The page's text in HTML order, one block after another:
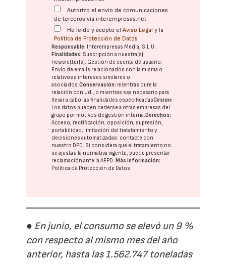
Autorizo el envío de comunicaciones
de terceros vía interempresas.net
He leído y acepto elAviso Legal y la
Política de Protección de Datos
Responsable: Interempresas Media, S.L.U.
Finalidades: Suscripción a nuestra(s)
newsletter(s). Gestión de cuenta de usuario.
Envío de emails relacionados con la misma o
relativos a intereses similares o
asociados.Conservación: mientras dure la
relación con Ud., o mientras sea necesario para
llevar a cabo las finalidades especificadasCesión:
Los datos pueden cederse a otras empresas del
grupo por motivos de gestión interna. Derechos:
Acceso, rectificación, oposición, supresión,
portabilidad, limitación del tratatamiento y
decisiones automatizadas: contacte con
nuestro DPD. Si considera que el tratamiento no
se ajusta a la normativa vigente, puede presentar
reclamación ante laAEPD. Más información:
Política de Protección de Datos
● En junio, el consumo se elevó un 9 %
con respecto al mismo mes del año
anterior, hasta las 1.562.747 toneladas